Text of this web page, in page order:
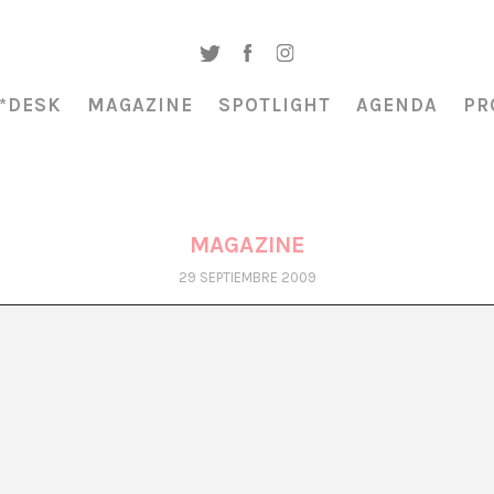
MAGAZINE SPOTLIGHT AGENDA
MAGAZINE
29 SEPTIEMBRE 2009